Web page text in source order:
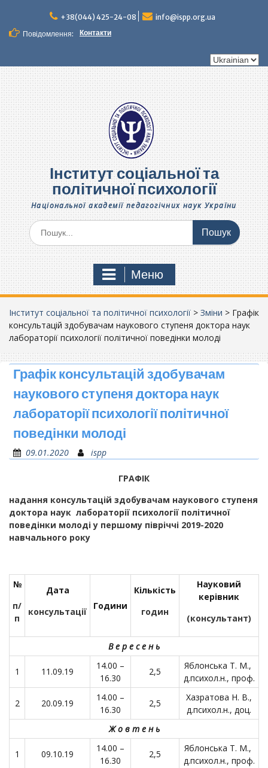
вмісту
+38(044) 425-24-08
info@ispp.org.ua
Повідомлення:
Контакти
Вибрати
Інститут соціальної та
політичної психології
Національної академії педагогічних наук України
Шукати:
Меню
Інститут соціальної та політичної психології > Зміни > Графік
консультацій здобувачам наукового ступеня доктора наук
лабораторії психології політичної поведінки молоді
Графік консультацій здобувачам
наукового ступеня доктора наук
лабораторії психології політичної
поведінки молоді
09.01.2020 ispp
ГРАФІК
надання консультацій здобувачам наукового ступеня
доктора наук лабораторії психології політичної
поведінки молодіу першому півріччі 2019-2020
навчального року
№
п/
п
Дата
консультації
Години
Кількість
годин
Науковий
керівник
(консультант)
В е р е с е н ь
1 11.09.19
14.00 –
16.30
2,5
Яблонська Т. М.,
д.психол.н., проф.
2 20.09.19
14.00 –
16.30
2,5
Хазратова Н. В.,
д.психол.н., доц.
Ж о в т е н ь
1 09.10.19
14.00 –
16.30
2,5
Яблонська Т. М.,
д.психол.н., проф.